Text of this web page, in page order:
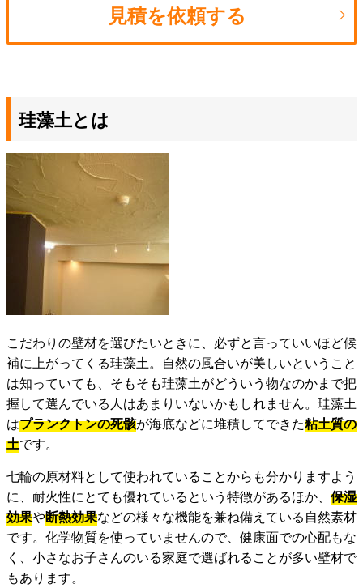
見積を依頼する
珪藻土とは
こだわりの壁材を選びたいときに、必ずと言っていいほど候
補に上がってくる珪藻土。自然の風合いが美しいということ
は知っていても、そもそも珪藻土がどういう物なのかまで把
握して選んでいる人はあまりいないかもしれません。珪藻土
はプランクトンの死骸が海底などに堆積してできた粘土質の
土です。
七輪の原材料として使われていることからも分かりますよう
に、耐火性にとても優れているという特徴があるほか、 保湿
効果や断熱効果などの様々な機能を兼ね備えている自然素材
です。化学物質を使っていませんので、健康面での心配もな
く、小さなお子さんのいる家庭で選ばれることが多い壁材で
もあります。